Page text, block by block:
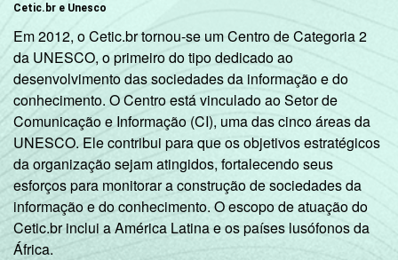
Internet, com 10 ou mais funcionários, que
constituem os seguintes segmentos da
CNAE 1.0: seção D, F, G, H, I, K e a seção O
sem os grupos 90 e 91. Respostas múltiplas
e estimuldas referentes aos últimos doze
meses.
Não sabe / Não respondeu.
3A categoria "O - Outros serviços coletivos,
sociais e pessoais" não reúne os grupos 90-
Limpeza urbana e esgoto e Atividades
relacionadas e 91 atividades associativas.
Veja a tabela de
Cetic.br e Unesco
Em 2012, o Cetic.br tornou-se um Centro de Categoria 2
da UNESCO, o primeiro do tipo dedicado ao
desenvolvimento das sociedades da informação e do
conhecimento. O Centro está vinculado ao Setor de
Comunicação e Informação (CI), uma das cinco áreas da
UNESCO. Ele contribui para que os objetivos estratégicos
da organização sejam atingidos, fortalecendo seus
esforços para monitorar a construção de sociedades da
informação e do conhecimento. O escopo de atuação do
Cetic.br inclui a América Latina e os países lusófonos da
África.